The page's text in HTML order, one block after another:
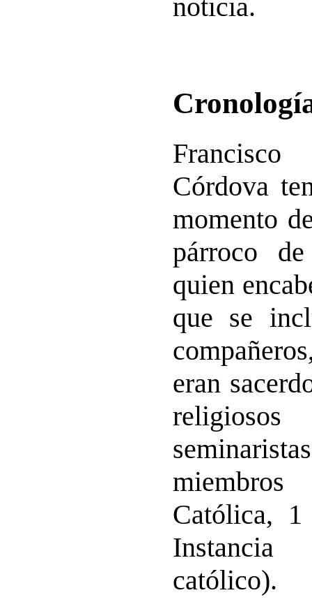
noticia.
Córdova
momento
párroco
quien
que se
eran
Católica,
católico).